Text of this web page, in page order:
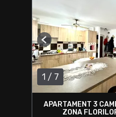
1 / 7
Previous
APARTAMENT 3
ZONA